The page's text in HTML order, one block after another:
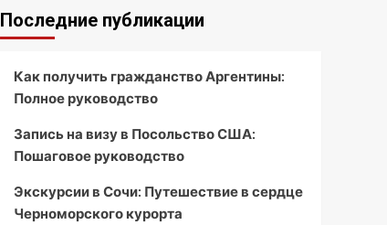
Последние публикации
Как получить гражданство Аргентины:
Полное руководство
Запись на визу в Посольство США:
Пошаговое руководство
Экскурсии в Сочи: Путешествие в сердце
Черноморского курорта